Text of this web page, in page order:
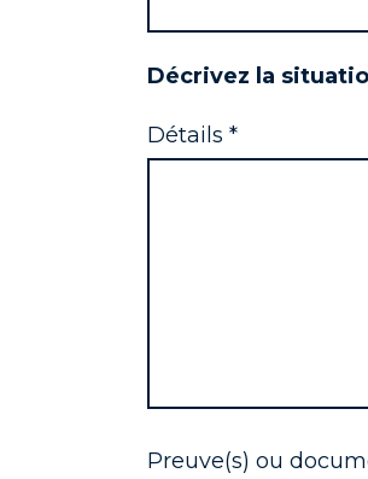
Décrivez la
Détails *
Preuve(s) ou